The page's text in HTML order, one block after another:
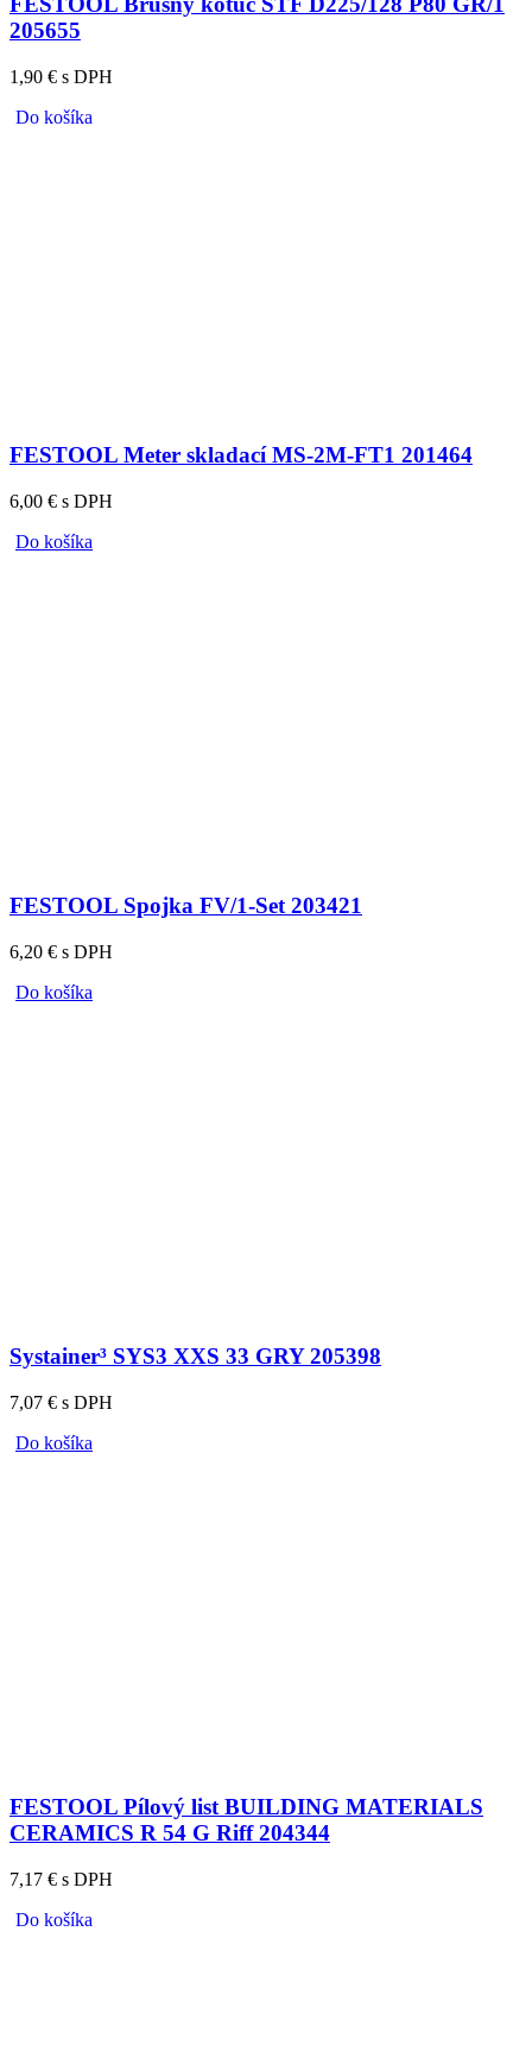
205655
1,90 € s DPH
Do košíka
FESTOOL Meter skladací MS-2M-FT1 201464
6,00 € s DPH
Do košíka
FESTOOL Spojka FV/1-Set 203421
6,20 € s DPH
Do košíka
Systainer³ SYS3 XXS 33 GRY 205398
7,07 € s DPH
Do košíka
FESTOOL Pílový list BUILDING MATERIALS
CERAMICS R 54 G Riff 204344
7,17 € s DPH
Do košíka